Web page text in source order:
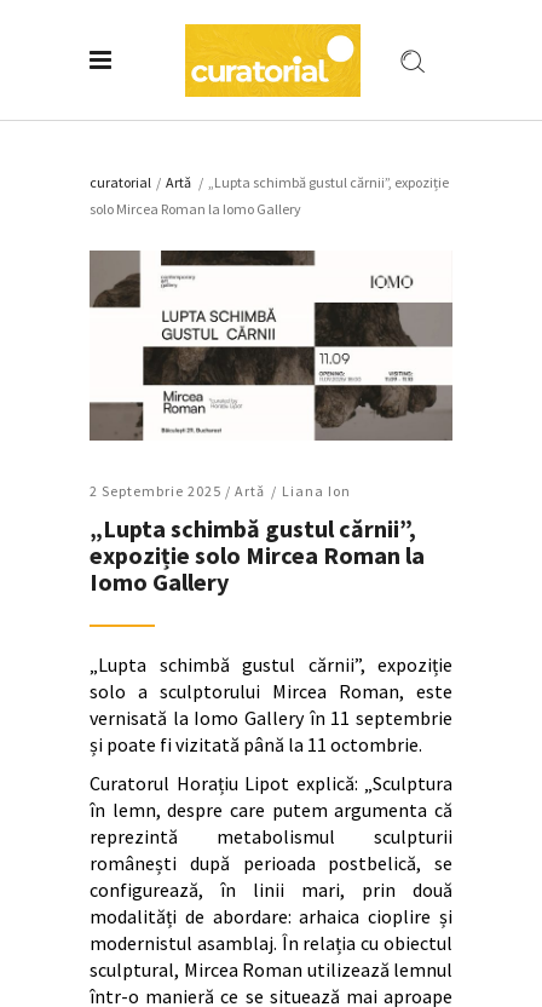
curatorial / Artǎ / „Lupta schimbă gustul cărnii”, expoziție
solo Mircea Roman la Iomo Gallery
2 Septembrie 2025 / Artǎ Liana Ion
„Lupta schimbă gustul cărnii”,
expoziție solo Mircea Roman la
Iomo Gallery
„Lupta schimbă gustul cărnii”, expoziție
solo a sculptorului Mircea Roman, este
vernisată la Iomo Gallery în 11 septembrie
și poate fi vizitată până la 11 octombrie.
Curatorul Horațiu Lipot explică: „Sculptura
în lemn, despre care putem argumenta că
reprezintă metabolismul sculpturii
românești după perioada postbelică, se
configurează, în linii mari, prin două
modalități de abordare: arhaica cioplire și
modernistul asamblaj. În relația cu obiectul
sculptural, Mircea Roman utilizează lemnul
într-o manieră ce se situează mai aproape